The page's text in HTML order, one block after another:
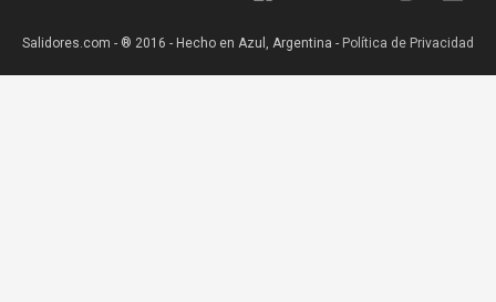
Salidores.com - ® 2016 - Hecho en Azul, Argentina - Política de Privacidad